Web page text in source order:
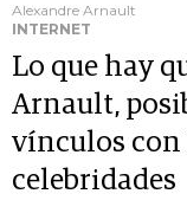
Alexandre Arnault
INTERNET
Lo que hay
Arnault,
vínculos con
celebridades